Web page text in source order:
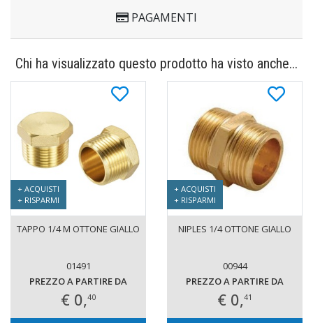
PAGAMENTI
Chi ha visualizzato questo prodotto ha visto anche...
+ ACQUISTI
+ RISPARMI
TAPPO 1/4 M OTTONE GIALLO
01491
PREZZO A PARTIRE DA
€ 0,40
+ ACQUISTI
+ RISPARMI
NIPLES 1/4 OTTONE GIALLO
00944
PREZZO A PARTIRE DA
€ 0,41